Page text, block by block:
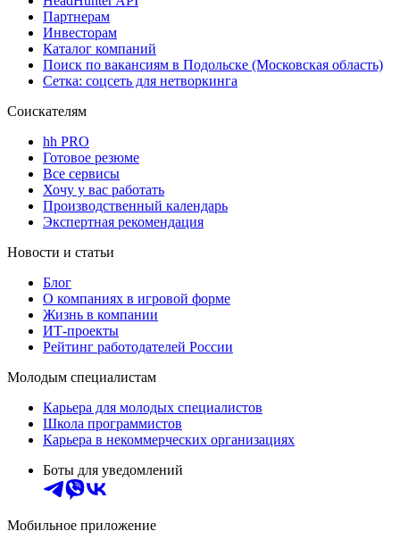
Партнерам
Инвесторам
Каталог компаний
Поиск по вакансиям в Подольске (Московская область)
Сетка: соцсеть для нетворкинга
Соискателям
hh PRO
Готовое резюме
Все сервисы
Хочу у вас работать
Производственный календарь
Экспертная рекомендация
Новости и статьи
Блог
О компаниях в игровой форме
Жизнь в компании
ИТ-проекты
Рейтинг работодателей России
Молодым специалистам
Карьера для молодых специалистов
Школа программистов
Карьера в некоммерческих организациях
Боты для уведомлений
Мобильное приложение